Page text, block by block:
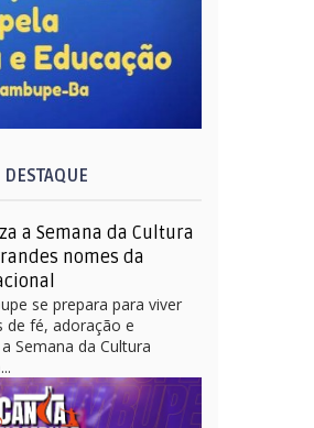
a Semana da Cultura
nomes da
se prepara para viver
de fé, adoração e
Semana da Cultura